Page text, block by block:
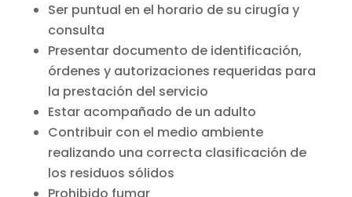
Ser puntual en el horario de su cirugía y
consulta
Presentar documento de identificación,
órdenes y autorizaciones requeridas para
la prestación del servicio
Estar acompañado de un adulto
Contribuir con el medio ambiente
realizando una correcta clasificación de
los residuos sólidos